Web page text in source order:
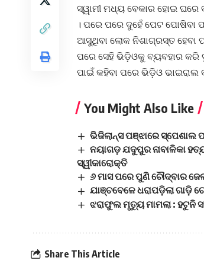
ସ୍ୱାମୀ ମଧ୍ୟ ବେକାର ହୋଇ ଘରେ
। ପରେ ପରେ ଦୁହେଁ ପେଟ
ଆସୁଥିବା ଲୋକ ନିଶାଗ୍ରସ୍ତ
ପରେ ସେହି ଭିଡ଼ିଓକୁ ବ୍ୟବହାର କରି
ପାଇଁ କହିବା ପରେ ଭିଡ଼ିଓ
You Might Also Like
ଭିଜିଲାନ୍ସ ପଞ୍ଝାରେ ସ୍ପେଶାଲ
ନୟାଗଡ଼ ଯଦୁପୁର ନାବାଳିକା
ସ୍ୱୀକାରୋକ୍ତି
୬ ମାସ ପରେ ପୁଣି ଚୌଦ୍ବାର
ଯାଞ୍ଚବେଳେ ଧରାପଡ଼ିଲା ଗାଡ଼ି
ଝରାଫୁଲ ମୃତ୍ୟୁ ମାମଲା : ହଟୁନି
Share This Article